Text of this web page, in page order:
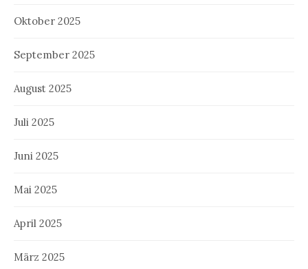
Oktober 2025
September 2025
August 2025
Juli 2025
Juni 2025
Mai 2025
April 2025
März 2025